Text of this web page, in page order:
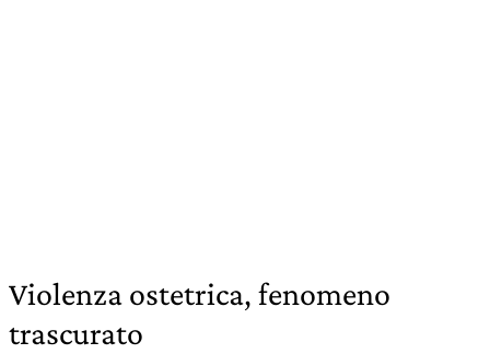
Violenza ostetrica, fenomeno
trascurato